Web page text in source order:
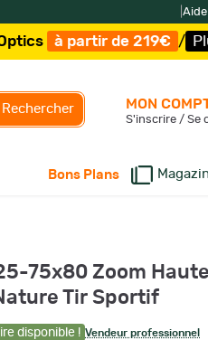
de 219€ / Plus que 25
Rechercher
Bons Plans
MON
S'inscrire / Se
75x80 Zoom
Tir Sportif
disponible ! Vendeur professionnel